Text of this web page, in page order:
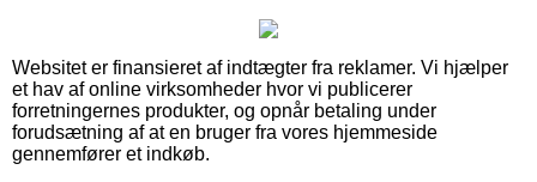
Websitet er finansieret af indtægter fra reklamer. Vi hjælper
et hav af online virksomheder hvor vi publicerer
forretningernes produkter, og opnår betaling under
forudsætning af at en bruger fra vores hjemmeside
gennemfører et indkøb.